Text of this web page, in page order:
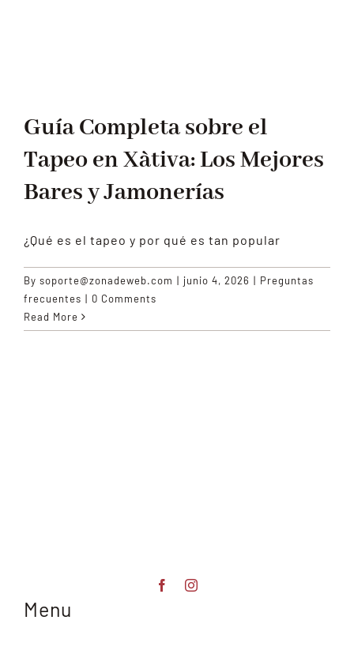
Guía Completa sobre el
Tapeo en Xàtiva: Los Mejores
Bares y Jamonerías
¿Qué es el tapeo y por qué es tan popular
By soporte@zonadeweb.com | junio 4, 2026 | Preguntas
frecuentes | 0 Comments
Read More
Menu